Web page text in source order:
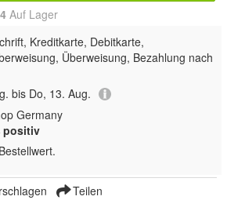
4 Auf Lager
Kreditkarte, Debitkarte,
Überweisung, Bezahlung nach
bis Do, 13. Aug.
Germany
positiv
Bestellwert.
Teilen